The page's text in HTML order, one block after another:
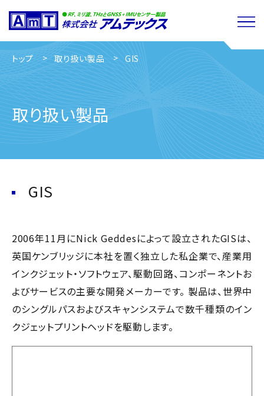
トップ 取り扱い製品 GIS
取り扱い製品
GIS
2006年11月にNick Geddesによって設立されたGISは、
英国ケンブリッジに本社を置く独立した私企業で、産業用
インクジェット・ソフトウェア、駆動回路、コンポーネントお
よびサービスの主要な開発メーカーです。 製品は、世界中
のシングルパスおよびスキャンシステムで数千種類のイン
クジェットプリントヘッドを駆動します。